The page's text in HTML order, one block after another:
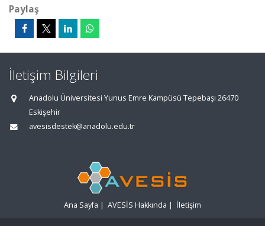
Paylaş
İletişim Bilgileri
Anadolu Üniversitesi Yunus Emre Kampüsü Tepebaşı 26470
Eskişehir
avesisdestek@anadolu.edu.tr
Ana Sayfa | AVESİS Hakkında | İletişim